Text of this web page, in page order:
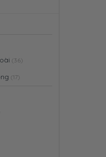
(36)
(17)